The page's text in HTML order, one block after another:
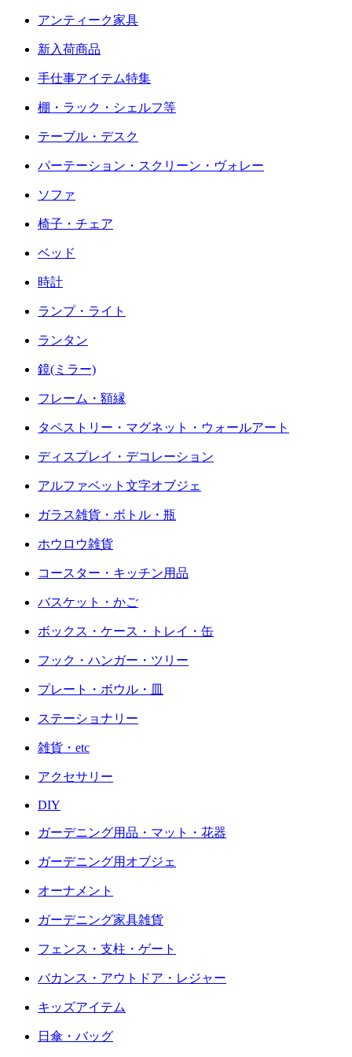
アンティーク家具
新入荷商品
手仕事アイテム特集
棚・ラック・シェルフ等
テーブル・デスク
パーテーション・スクリーン・ヴォレー
ソファ
椅子・チェア
ベッド
時計
ランプ・ライト
ランタン
鏡(ミラー)
フレーム・額縁
タペストリー・マグネット・ウォールアート
ディスプレイ・デコレーション
アルファベット文字オブジェ
ガラス雑貨・ボトル・瓶
ホウロウ雑貨
コースター・キッチン用品
バスケット・かご
ボックス・ケース・トレイ・缶
フック・ハンガー・ツリー
プレート・ボウル・皿
ステーショナリー
雑貨・etc
アクセサリー
DIY
ガーデニング用品・マット・花器
ガーデニング用オブジェ
オーナメント
ガーデニング家具雑貨
フェンス・支柱・ゲート
バカンス・アウトドア・レジャー
キッズアイテム
日傘・バッグ